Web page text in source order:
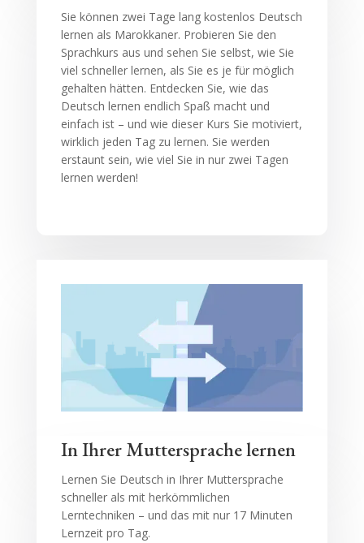
Sie können zwei Tage lang kostenlos Deutsch
lernen als Marokkaner. Probieren Sie den
Sprachkurs aus und sehen Sie selbst, wie Sie
viel schneller lernen, als Sie es je für möglich
gehalten hätten. Entdecken Sie, wie das
Deutsch lernen endlich Spaß macht und
einfach ist – und wie dieser Kurs Sie motiviert,
wirklich jeden Tag zu lernen. Sie werden
erstaunt sein, wie viel Sie in nur zwei Tagen
lernen werden!
In Ihrer Muttersprache lernen
Lernen Sie Deutsch in Ihrer Muttersprache
schneller als mit herkömmlichen
Lerntechniken – und das mit nur 17 Minuten
Lernzeit pro Tag.